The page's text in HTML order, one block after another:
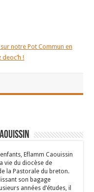
notre Pot Commun en
!
Eflamm Caouissin
vie du diocèse de
la Pastorale du breton.
son bagage
années d’études, il